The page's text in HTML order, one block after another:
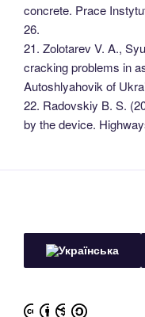
concrete. Prace
26.
21. Zolotarev V. A.,
cracking problems in
Autoshlyahovik of
22. Radovskiy B. S.
by the device.